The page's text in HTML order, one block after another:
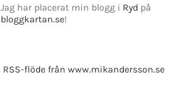
Jag har placerat min blogg i Ryd på
bloggkartan.se!
RSS-flöde från www.mikandersson.se